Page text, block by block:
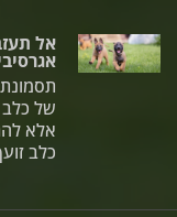
אל
של כלב
אלא
כלב